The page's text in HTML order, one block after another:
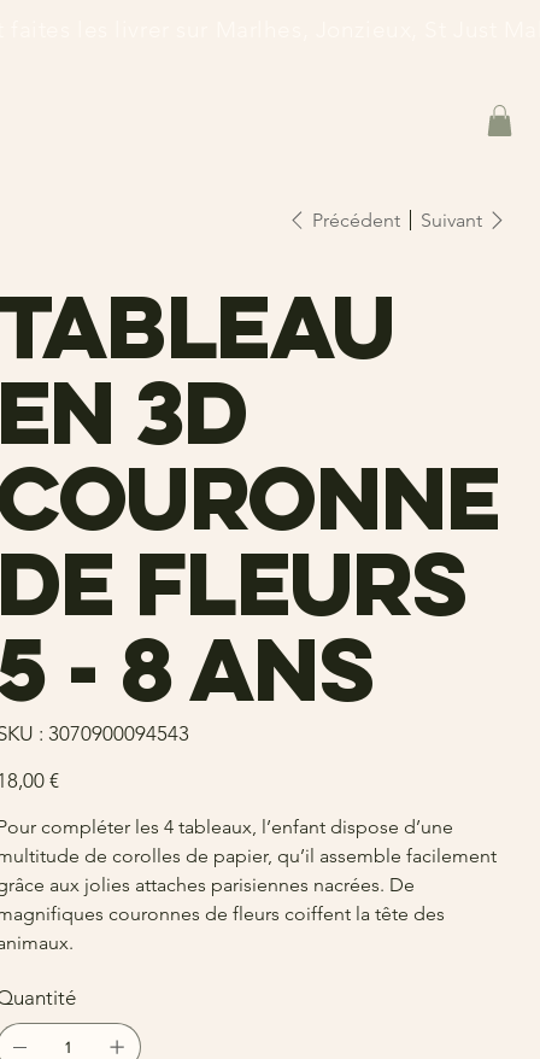
Précédent Suivant
3d
fleurs
- 8 ans
: SKU
3070900094543
3070900094543
€
compléter les 4 tableaux, l’enfant dispose d’une
de corolles de papier, qu’il assemble facilement
aux jolies attaches parisiennes nacrées. De
couronnes de fleurs coiffent la tête des